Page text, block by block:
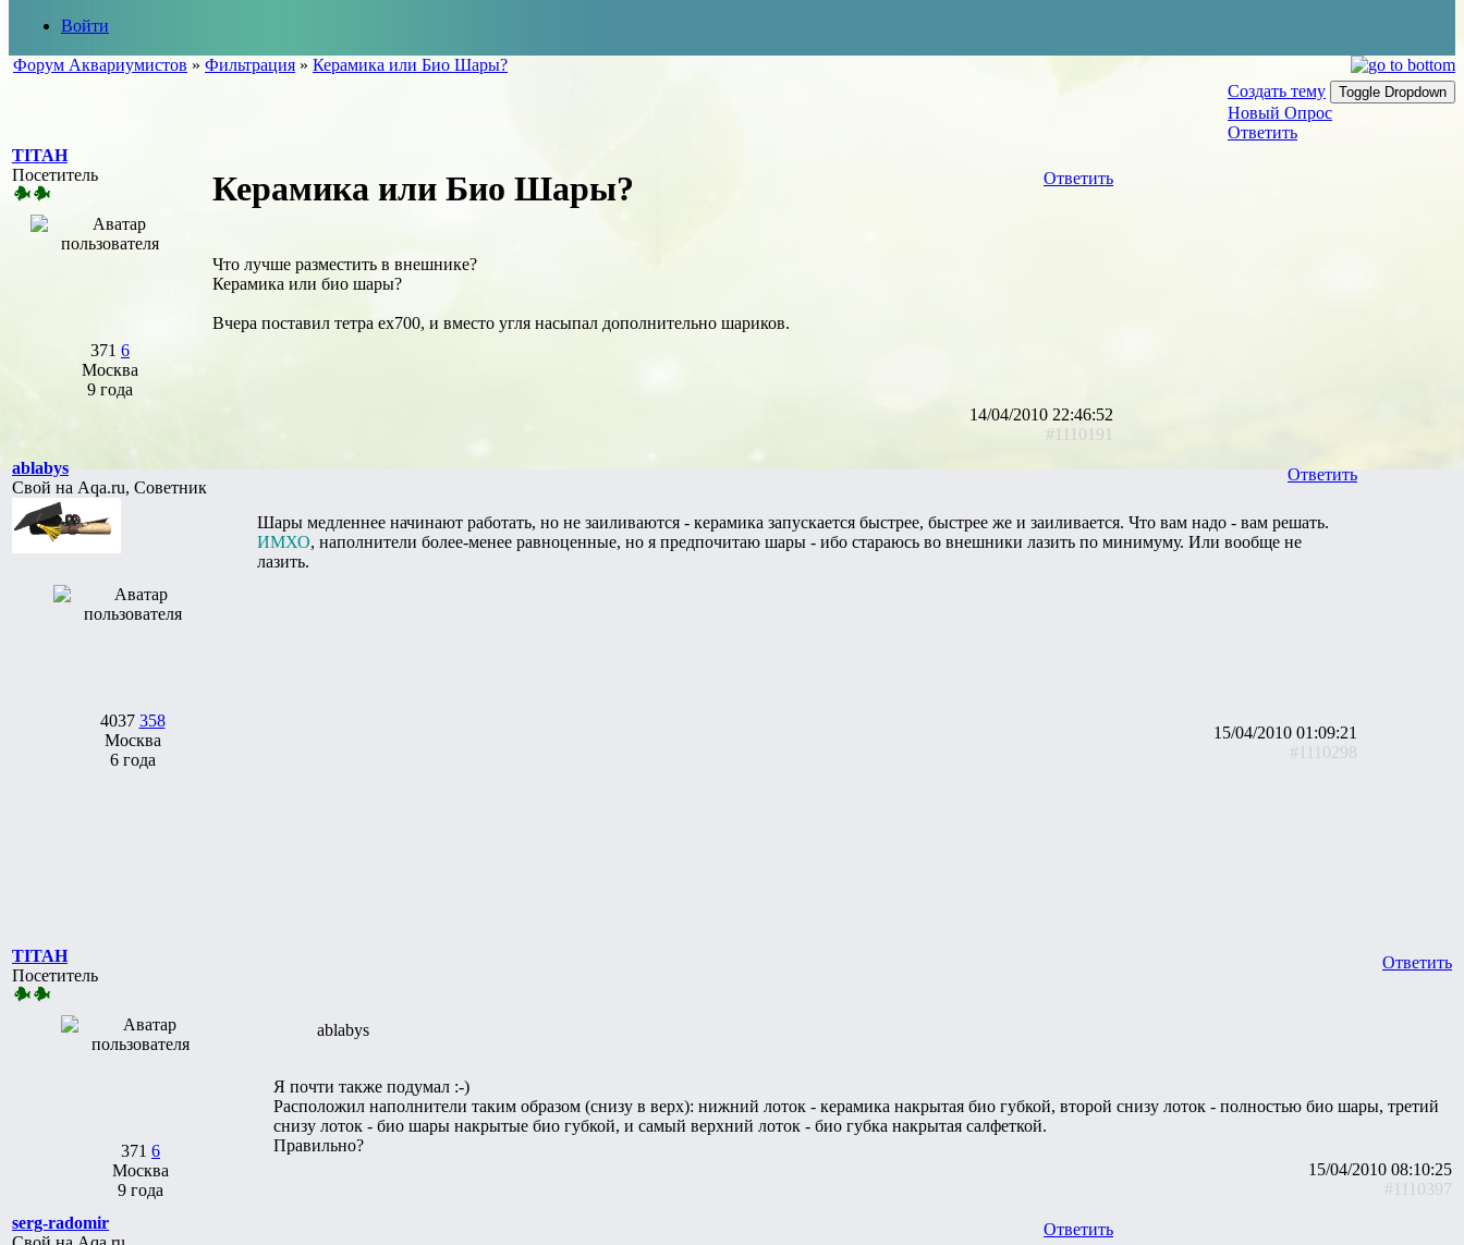
Войти
Форум Аквариумистов » Фильтрация » Керамика или Био Шары?
Создать тему
Toggle Dropdown
Новый Опрос
Ответить
TITAH
Посетитель
371 6
Москва
9 года
Ответить
Керамика или Био Шары?
Что лучше разместить в внешнике?
Керамика или био шары?
Вчера поставил тетра ех700, и вместо угля насыпал дополнительно шариков.
14/04/2010 22:46:52
#1110191
ablabys
Свой на Aqa.ru, Советник
4037 358
Москва
6 года
Ответить
Шары медленнее начинают работать, но не заиливаются - керамика запускается быстрее, быстрее же и заиливается. Что вам надо - вам решать.
ИМХО, наполнители более-менее равноценные, но я предпочитаю шары - ибо стараюсь во внешники лазить по минимуму. Или вообще не
лазить.
15/04/2010 01:09:21
#1110298
TITAH
Посетитель
371 6
Москва
9 года
Ответить
ablabys
Я почти также подумал :-)
Расположил наполнители таким образом (снизу в верх): нижний лоток - керамика накрытая био губкой, второй снизу лоток - полностью био шары, третий
снизу лоток - био шары накрытые био губкой, и самый верхний лоток - био губка накрытая салфеткой.
Правильно?
15/04/2010 08:10:25
#1110397
serg-radomir
Ответить